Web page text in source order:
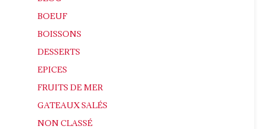
BOEUF
BOISSONS
DESSERTS
EPICES
FRUITS DE MER
GATEAUX SALÉS
NON CLASSÉ